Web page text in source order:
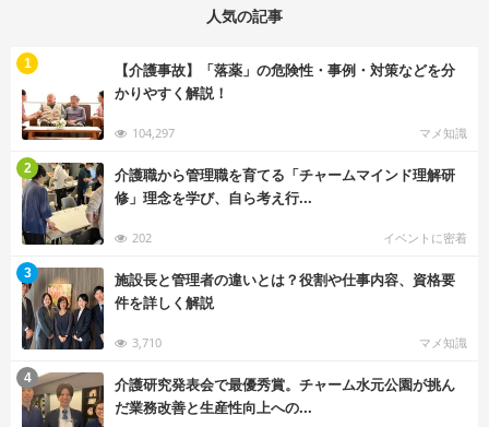
人気の記事
【介護事故】「落薬」の危険性・事例・対策などを分
かりやすく解説！
104,297 マメ知識
1
介護職から管理職を育てる「チャームマインド理解研
修」理念を学び、自ら考え行...
202 イベントに密着
2
施設長と管理者の違いとは？役割や仕事内容、資格要
件を詳しく解説
3,710 マメ知識
3
介護研究発表会で最優秀賞。チャーム水元公園が挑ん
だ業務改善と生産性向上への...
4